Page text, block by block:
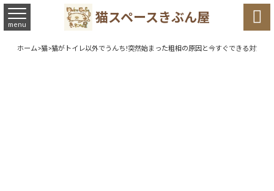
猫スペースきぶん屋
menu 
ホーム>猫>猫がトイレ以外でうんち!突然始まった粗相の原因と今すぐできる対策